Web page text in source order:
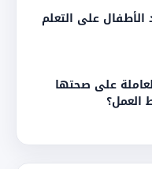
على التعلم
على صحتها